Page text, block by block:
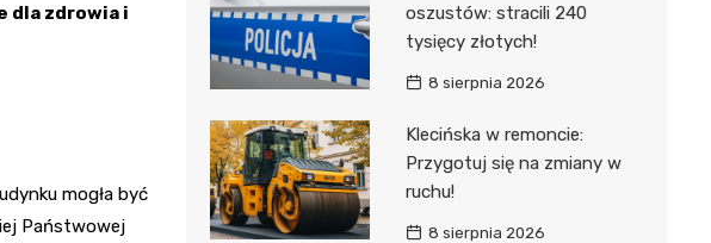
dla zdrowia i
mogła być
Państwowej
oszustów: stracili 240
tysięcy złotych!
8 sierpnia 2026
Klecińska w remoncie:
Przygotuj się na zmiany w
ruchu!
8 sierpnia 2026